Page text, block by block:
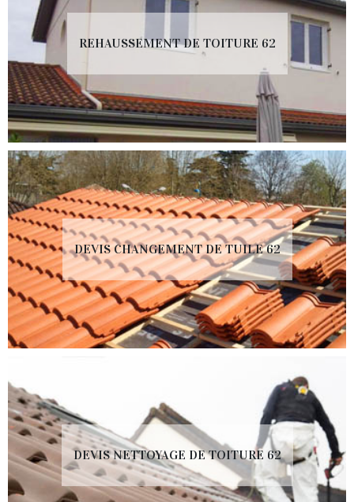
REHAUSSEMENT DE TOITURE 62
DEVIS CHANGEMENT DE TUILE 62
DEVIS NETTOYAGE DE TOITURE 62